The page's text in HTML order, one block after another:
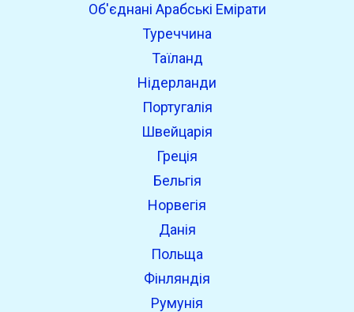
Об'єднані Арабські Емірати
Туреччина
Таїланд
Нідерланди
Португалія
Швейцарія
Греція
Бельгія
Норвегія
Данія
Польща
Фінляндія
Румунія